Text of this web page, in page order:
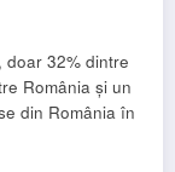
32% dintre
România și un
din România în